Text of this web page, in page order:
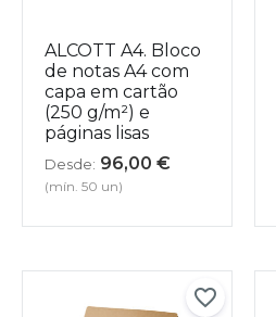
ALCOTT A4. Bloco
de notas A4 com
capa em cartão
(250 g/m²) e
páginas lisas
Desde: 96,00 €
(mín. 50 un)